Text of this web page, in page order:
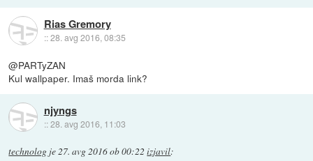
Rias Gremory
::28. avg 2016, 08:35
@PARTyZAN
Kul wallpaper. Imaš morda link?
njyngs
::28. avg 2016, 11:03
technolog je27. avg 2016 ob 00:22 izjavil: